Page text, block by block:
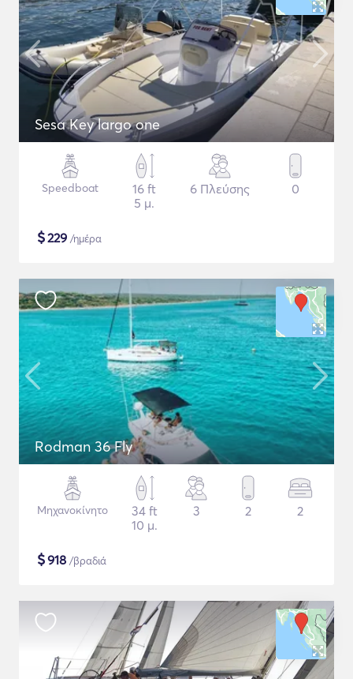
Sesa Key largo one
Speedboat
16 ft
5 μ.
6 Πλεύσης 0
$229 /ημέρα
Rodman 36 Fly
Μηχανοκίνητο
34 ft
10 μ.
3 2 2
$918 /βραδιά